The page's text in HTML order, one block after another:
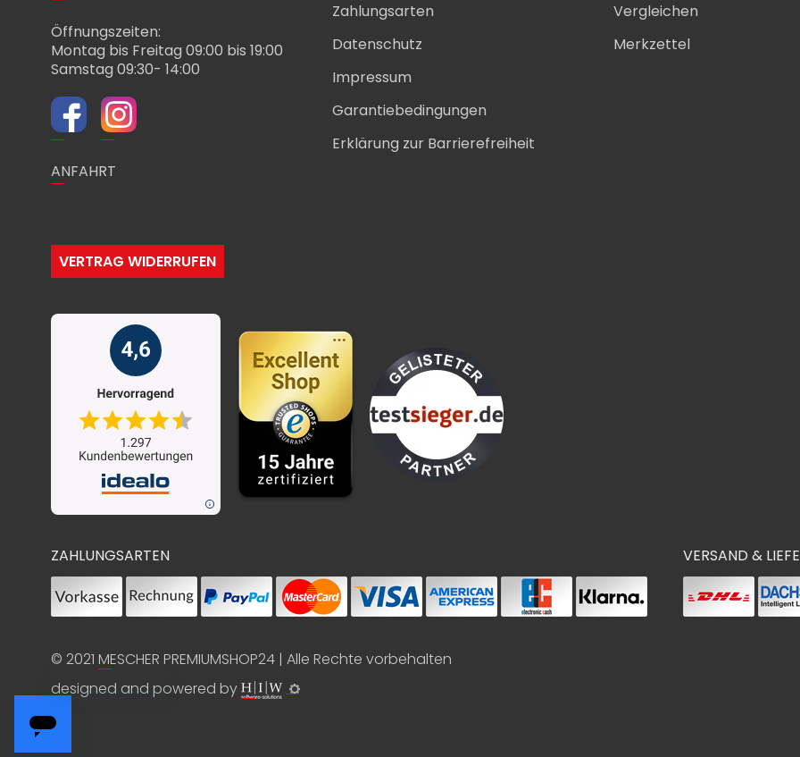
Öffnungszeiten:
Montag bis Freitag 09:00 bis 19:00
Samstag 09:30- 14:00
ANFAHRT
Zahlungsarten
Datenschutz
Impressum
Garantiebedingungen
Erklärung zur Barrierefreiheit
Vergleichen
Merkzettel
VERTRAG WIDERRUFEN
ZAHLUNGSARTEN VERSAND &
© 2021 MESCHER PREMIUMSHOP24 | Alle Rechte vorbehalten
designed and powered by